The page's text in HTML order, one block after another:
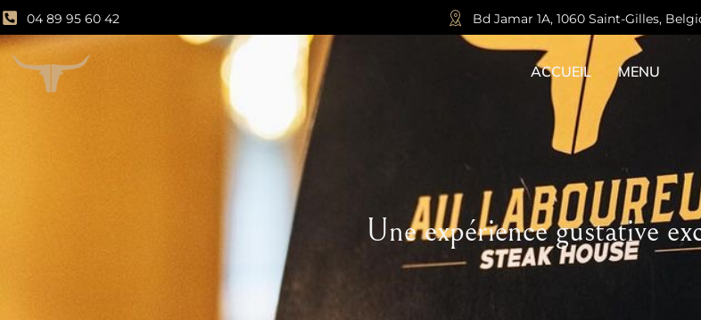
04 89 95 60 42 Bd Jamar 1A, 1060 Saint-Gilles,
ACCUEIL MENU
Une expérience gustative